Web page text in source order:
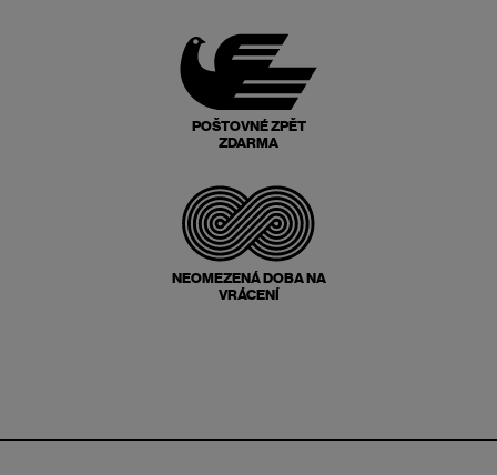
POŠTOVNÉ ZPĚT
ZDARMA
NEOMEZENÁ DOBA NA
VRÁCENÍ